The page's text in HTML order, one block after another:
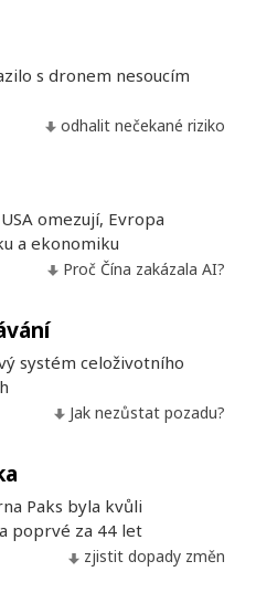
s dronem nesoucím
odhalit nečekané riziko
omezují, Evropa
a ekonomiku
Proč Čína zakázala AI?
systém celoživotního
Jak nezůstat pozadu?
Paks byla kvůli
poprvé za 44 let
zjistit dopady změn